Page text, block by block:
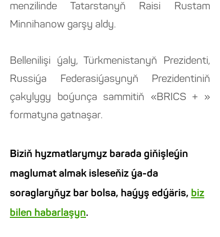
menzilinde Tatarstanyň Raisi Rustam
Minnihanow garşy aldy.
Bellenilişi ýaly, Türkmenistanyň Prezidenti,
Russiýa Federasiýasynyň Prezidentiniň
çakylygy boýunça sammitiň «BRICS + »
formatyna gatnaşar.
Biziň hyzmatlarymyz barada giňişleýin
maglumat almak isleseňiz ýa-da
soraglaryňyz bar bolsa, haýyş edýäris, biz
bilen habarlaşyn.